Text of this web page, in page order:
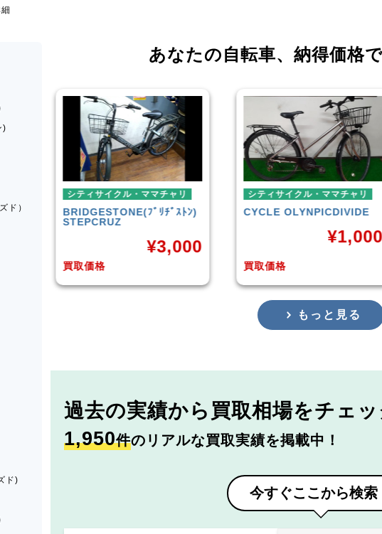
あなたの自転車、 納得価格
ﾝ)
シティサイクル・ママチャリ
CYCLE OLYNPICDIVIDE
買取価格
¥1,000
ミニベロ
シティサイクル・ママチャリ
SURGE 2021年モデ
買取価格
もっと見る
過去の実績から 買取相場をチェ
1,950件のリアルな買取実績を掲載中！
今すぐここから検索
)
ド）
ド)